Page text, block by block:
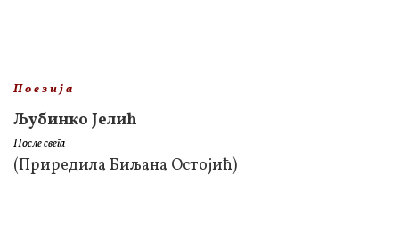
П о е з и ј а
Љубинко Јелић
После свега
(Приредила Биљана Остојић)